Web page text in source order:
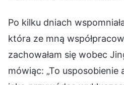
Po kilku dniach
która ze mną
zachowałam się wobec
mówiąc: „To